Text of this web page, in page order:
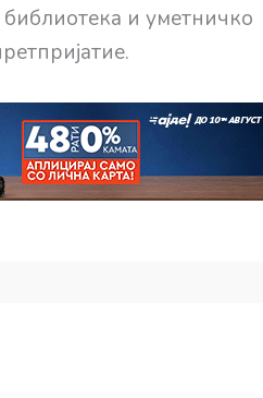
и уметничко